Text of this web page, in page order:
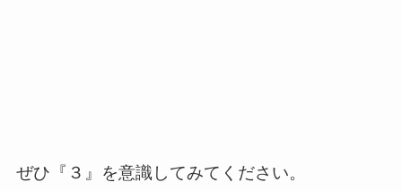
ぜひ『３』を意識してみてください。